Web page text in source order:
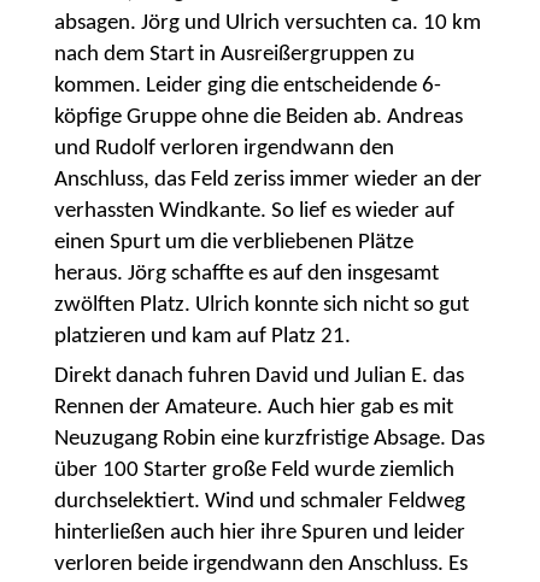
absagen. Jörg und Ulrich versuchten ca. 10 km
nach dem Start in Ausreißergruppen zu
kommen. Leider ging die entscheidende 6-
köpfige Gruppe ohne die Beiden ab. Andreas
und Rudolf verloren irgendwann den
Anschluss, das Feld zeriss immer wieder an der
verhassten Windkante. So lief es wieder auf
einen Spurt um die verbliebenen Plätze
heraus. Jörg schaffte es auf den insgesamt
zwölften Platz. Ulrich konnte sich nicht so gut
platzieren und kam auf Platz 21.
Direkt danach fuhren David und Julian E. das
Rennen der Amateure. Auch hier gab es mit
Neuzugang Robin eine kurzfristige Absage. Das
über 100 Starter große Feld wurde ziemlich
durchselektiert. Wind und schmaler Feldweg
hinterließen auch hier ihre Spuren und leider
verloren beide irgendwann den Anschluss. Es